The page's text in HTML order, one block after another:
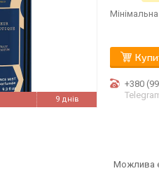
9 днів
+380